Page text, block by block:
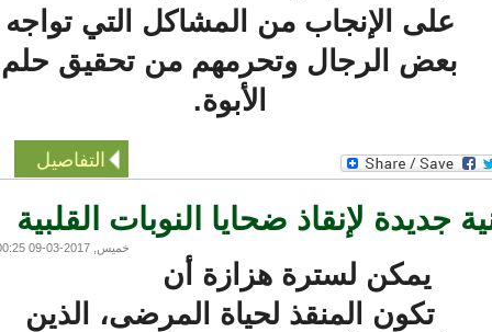
على الإنجاب من المشاكل التي تواجه
بعض الرجال وتحرمهم من تحقيق حلم
الأبوة.
التفاصيل
لإنقاذ ضحايا النوبات القلبية
خميس, 2017-03-09 00:25
يمكن لسترة هزازة أن
تكون المنقذ لحياة المرضى، الذين